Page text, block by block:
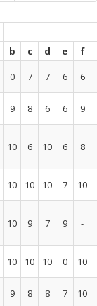
b c d e
f
0 7 7 6
6
9 8 6 6
9
10 6 10 6 8
10 10 10 7
10
10 9 7 9 -
10 10 10 0
10
9 8 8 7
10